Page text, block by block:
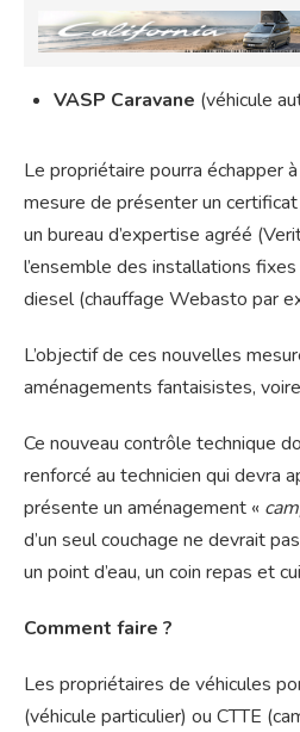
VASP Caravane (véhicule
Le propriétaire pourra échapper
mesure de présenter un
un bureau d’expertise agréé
l’ensemble des installations
diesel (chauffage Webasto par
L’objectif de ces nouvelles
aménagements fantaisistes,
Ce nouveau contrôle technique
renforcé au technicien qui devra
présente un aménagement «
d’un seul couchage ne devrait
un point d’eau, un coin repas et
Comment faire ?
Les propriétaires de véhicules
(véhicule particulier) ou CTTE